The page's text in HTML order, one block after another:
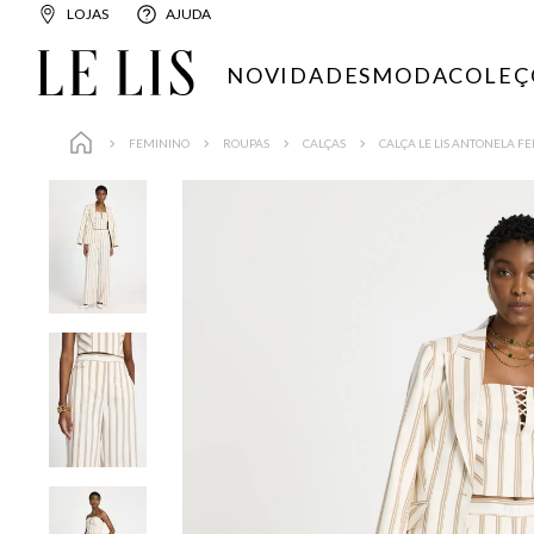
LOJAS AJUDA
NOVIDADESMODA
FEMININO ROUPAS CALÇAS CALÇA LE LIS ANTONELA